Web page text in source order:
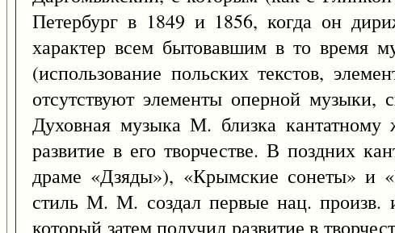
Петербург в 1849 и 1856, когда он
характер всем бытовавшим в то время
(использование польских текстов,
отсутствуют элементы оперной музыки,
Духовная музыка М. близка кантатному
развитие в его творчестве. В поздних
драме «Дзяды»), «Крымские сонеты» и
стиль М. М. создал первые нац. произв.
который затем получил развитие в